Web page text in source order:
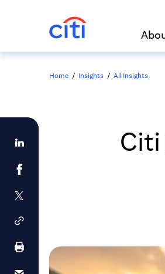
Home / Insights / All Insights
Citi